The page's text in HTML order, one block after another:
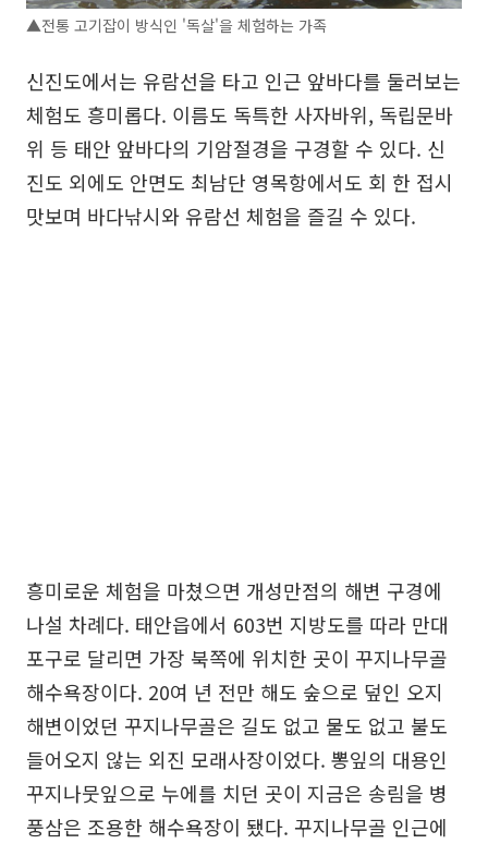
▲전통 고기잡이 방식인 '독살'을 체험하는 가족
신진도에서는 유람선을 타고 인근 앞바다를 둘러보는
체험도 흥미롭다. 이름도 독특한 사자바위, 독립문바
위 등 태안 앞바다의 기암절경을 구경할 수 있다. 신
진도 외에도 안면도 최남단 영목항에서도 회 한 접시
맛보며 바다낚시와 유람선 체험을 즐길 수 있다.
흥미로운 체험을 마쳤으면 개성만점의 해변 구경에
나설 차례다. 태안읍에서 603번 지방도를 따라 만대
포구로 달리면 가장 북쪽에 위치한 곳이 꾸지나무골
해수욕장이다. 20여 년 전만 해도 숲으로 덮인 오지
해변이었던 꾸지나무골은 길도 없고 물도 없고 불도
들어오지 않는 외진 모래사장이었다. 뽕잎의 대용인
꾸지나뭇잎으로 누에를 치던 곳이 지금은 송림을 병
풍삼은 조용한 해수욕장이 됐다. 꾸지나무골 인근에